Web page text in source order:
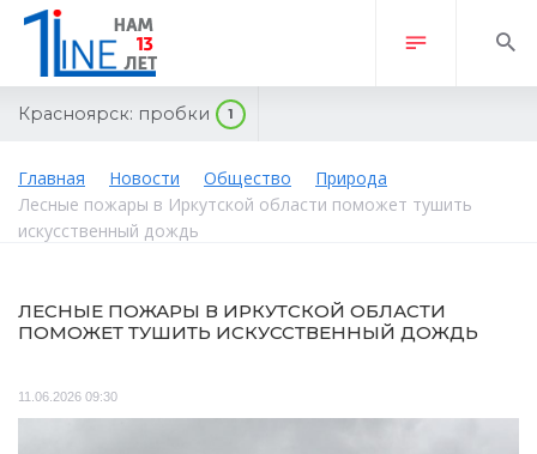
Красноярск: пробки 1
Главная Новости Общество
Природа
Лесные пожары в Иркутской области поможет тушить
искусственный дождь
ЛЕСНЫЕ ПОЖАРЫ В ИРКУТСКОЙ ОБЛАСТИ
ПОМОЖЕТ ТУШИТЬ ИСКУССТВЕННЫЙ ДОЖДЬ
11.06.2026 09:30